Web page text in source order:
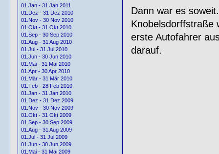
01.Jan - 31 Jan 2011
01.Dez - 31 Dez 2010
01.Nov - 30 Nov 2010
01.Okt - 31 Okt 2010
01.Sep - 30 Sep 2010
01.Aug - 31 Aug 2010
01.Jul - 31 Jul 2010
01.Jun - 30 Jun 2010
01.Mai - 31 Mai 2010
01.Apr - 30 Apr 2010
01.Mär - 31 Mär 2010
01.Feb - 28 Feb 2010
01.Jan - 31 Jan 2010
01.Dez - 31 Dez 2009
01.Nov - 30 Nov 2009
01.Okt - 31 Okt 2009
01.Sep - 30 Sep 2009
01.Aug - 31 Aug 2009
01.Jul - 31 Jul 2009
01.Jun - 30 Jun 2009
01.Mai - 31 Mai 2009
Dann war es
Knobelsdorffstraße
erste Autofahrer
darauf.